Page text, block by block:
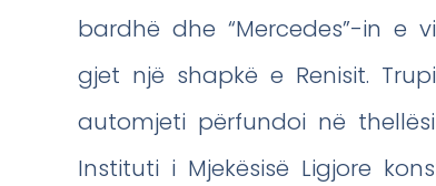
bardhë dhe “Mercedes”-in e
gjet një shapkë e Renisit.
automjeti përfundoi në
Instituti i Mjekësisë Ligjore